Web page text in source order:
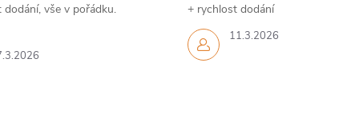
vše v pořádku.
11.3.2026
+ rychlost dodání